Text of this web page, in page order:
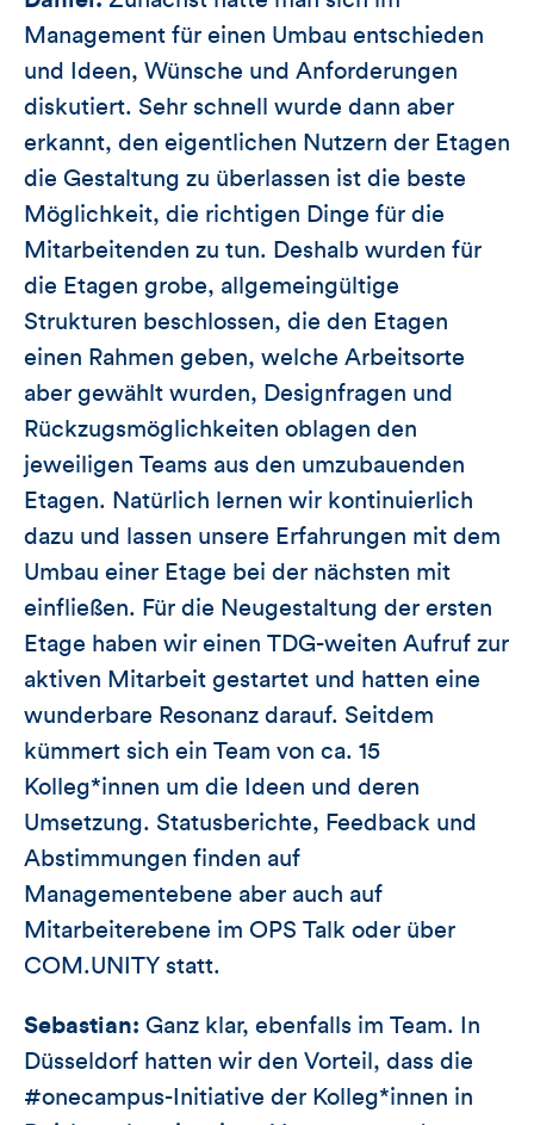
Management für einen Umbau entschieden
und Ideen, Wünsche und Anforderungen
diskutiert. Sehr schnell wurde dann aber
erkannt, den eigentlichen Nutzern der Etagen
die Gestaltung zu überlassen ist die beste
Möglichkeit, die richtigen Dinge für die
Mitarbeitenden zu tun. Deshalb wurden für
die Etagen grobe, allgemeingültige
Strukturen beschlossen, die den Etagen
einen Rahmen geben, welche Arbeitsorte
aber gewählt wurden, Designfragen und
Rückzugsmöglichkeiten oblagen den
jeweiligen Teams aus den umzubauenden
Etagen. Natürlich lernen wir kontinuierlich
dazu und lassen unsere Erfahrungen mit dem
Umbau einer Etage bei der nächsten mit
einfließen. Für die Neugestaltung der ersten
Etage haben wir einen TDG-weiten Aufruf zur
aktiven Mitarbeit gestartet und hatten eine
wunderbare Resonanz darauf. Seitdem
kümmert sich ein Team von ca. 15
Kolleg*innen um die Ideen und deren
Umsetzung. Statusberichte, Feedback und
Abstimmungen finden auf
Managementebene aber auch auf
Mitarbeiterebene im OPS Talk oder über
COM.UNITY statt.
Sebastian: Ganz klar, ebenfalls im Team. In
Düsseldorf hatten wir den Vorteil, dass die
#onecampus-Initiative der Kolleg*innen in